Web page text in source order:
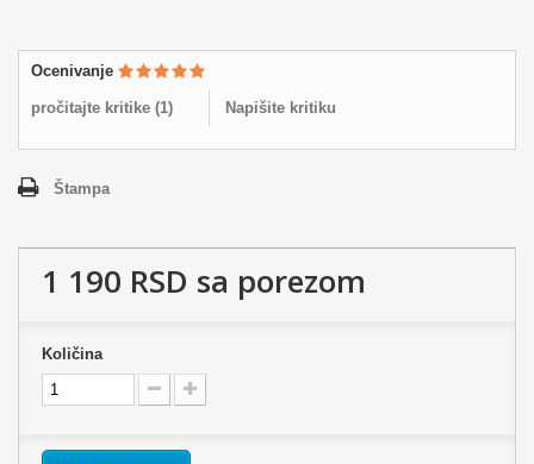
Ocenivanje
pročitajte kritike (1) Napišite kritiku
Štampa
1 190 RSD sa porezom
Količina